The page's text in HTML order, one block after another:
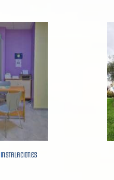
INSTALACIONES